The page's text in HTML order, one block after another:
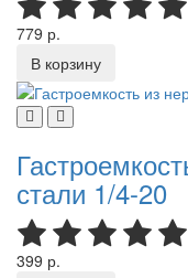
779 р.
В корзину
стали 1/4-20
399 р.